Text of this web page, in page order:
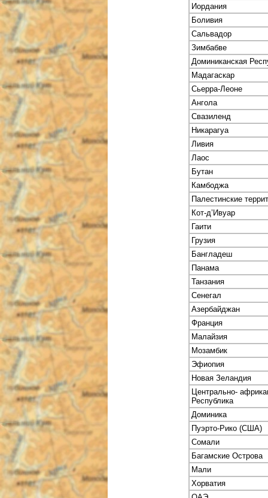
Иордания
Боливия
Сальвадор
Зимбабве
Доминиканская
Мадагаскар
Сьерра-Леоне
Ангола
Свазиленд
Никарагуа
Ливия
Лаос
Бутан
Камбоджа
Палестинские
Кот-д’Ивуар
Гаити
Грузия
Бангладеш
Панама
Танзания
Сенегал
Азербайджан
Франция
Малайзия
Мозамбик
Эфиопия
Новая Зеландия
Центрально-
Республика
Доминика
Пуэрто-Рико (США)
Сомали
Багамские Острова
Мали
Хорватия